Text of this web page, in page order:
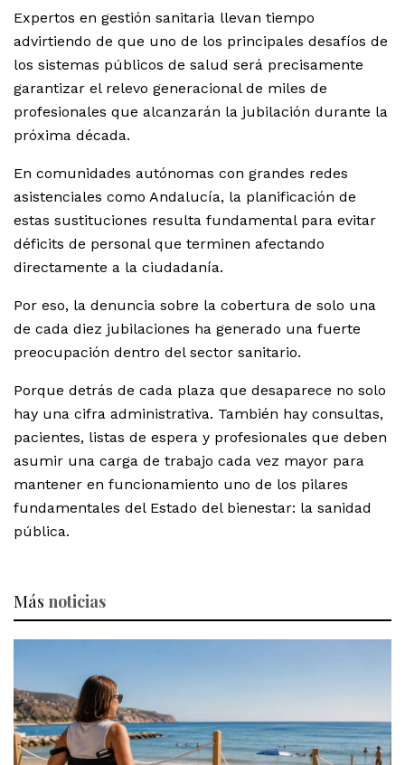
Expertos en gestión sanitaria llevan tiempo
advirtiendo de que uno de los principales desafíos de
los sistemas públicos de salud será precisamente
garantizar el relevo generacional de miles de
profesionales que alcanzarán la jubilación durante la
próxima década.
En comunidades autónomas con grandes redes
asistenciales como Andalucía, la planificación de
estas sustituciones resulta fundamental para evitar
déficits de personal que terminen afectando
directamente a la ciudadanía.
Por eso, la denuncia sobre la cobertura de solo una
de cada diez jubilaciones ha generado una fuerte
preocupación dentro del sector sanitario.
Porque detrás de cada plaza que desaparece no solo
hay una cifra administrativa. También hay consultas,
pacientes, listas de espera y profesionales que deben
asumir una carga de trabajo cada vez mayor para
mantener en funcionamiento uno de los pilares
fundamentales del Estado del bienestar: la sanidad
pública.
Más noticias